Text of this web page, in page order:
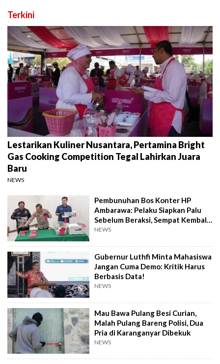
Terkini
Lestarikan Kuliner Nusantara, Pertamina Bright
Gas Cooking Competition Tegal Lahirkan Juara
Baru
NEWS
Pembunuhan Bos Konter HP
Ambarawa: Pelaku Siapkan Palu
Sebelum Beraksi, Sempat Kembali
Datangi TKP
NEWS
Gubernur Luthfi Minta Mahasiswa
Jangan Cuma Demo: Kritik Harus
Berbasis Data!
NEWS
Mau Bawa Pulang Besi Curian,
Malah Pulang Bareng Polisi, Dua
Pria di Karanganyar Dibekuk
NEWS